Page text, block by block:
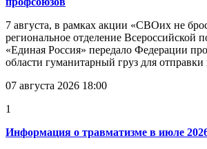
7 августа, в рамках акции «СВОих не
региональное отделение Всероссийской
«Единая Россия» передало Федерации
области гуманитарный груз для отправки
07 августа 2026 18:00
1
Информация о травматизме в июле